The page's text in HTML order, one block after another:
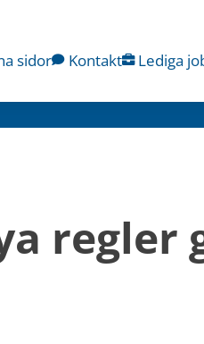
sidor Kontakt Lediga
regler